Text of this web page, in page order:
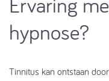
hypnose​?
Tinnitus kan ontstaan